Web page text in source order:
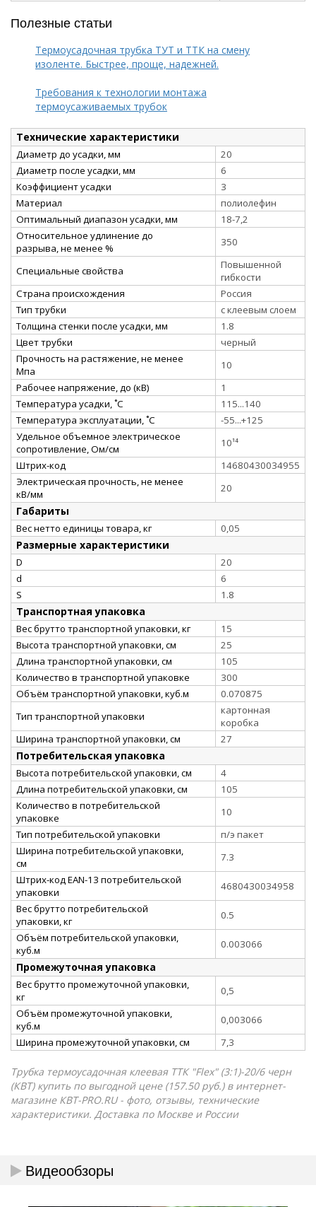
Полезные статьи
Термоусадочная трубка ТУТ и ТТК на смену
изоленте. Быстрее, проще, надежней.
Требования к технологии монтажа
термоусаживаемых трубок
Технические характеристики
Диаметр до усадки, мм
20
Диаметр после усадки, мм
6
Коэффициент усадки
3
Материал
полиолефин
Оптимальный диапазон усадки, мм
18-7,2
Относительное удлинение до
разрыва, не менее %
350
Специальные свойства
Повышенной
гибкости
Страна происхождения
Россия
Тип трубки
с клеевым слоем
Толщина стенки после усадки, мм
1.8
Цвет трубки
черный
Прочность на растяжение, не менее
Мпа
10
Рабочее напряжение, до (кВ)
1
Температура усадки, ˚С
115...140
Температура эксплуатации, ˚С
-55...+125
Удельное объемное электрическое
сопротивление, Ом/см
10¹⁴
Штрих-код
14680430034955
Электрическая прочность, не менее
кВ/мм
20
Габариты
Вес нетто единицы товара, кг 0,05
Размерные характеристики
D
20
d
6
S
1.8
Транспортная упаковка
Вес брутто транспортной упаковки, кг
15
Высота транспортной упаковки, см
25
Длина транспортной упаковки, см
105
Количество в транспортной упаковке
300
Объём транспортной упаковки, куб.м
0.070875
Тип транспортной упаковки
картонная
коробка
Ширина транспортной упаковки, см
27
Потребительская упаковка
Высота потребительской упаковки, см
4
Длина потребительской упаковки, см
105
Количество в потребительской
упаковке
10
Тип потребительской упаковки
п/э пакет
Ширина потребительской упаковки,
см
7.3
Штрих-код EAN-13 потребительской
упаковки
4680430034958
Вес брутто потребительской
упаковки, кг
0.5
Объём потребительской упаковки,
куб.м
0.003066
Промежуточная упаковка
Вес брутто промежуточной упаковки,
кг
0,5
Объём промежуточной упаковки,
куб.м
0,003066
Ширина промежуточной упаковки, см
7,3
Трубка термоусадочная клеевая ТТК "Flex" (3:1)-20/6 черн
(КВТ) купить по выгодной цене (157.50 руб.) в интернет-
магазине КВТ-PRO.RU - фото, отзывы, технические
характеристики. Доставка по Москве и России
Видеообзоры